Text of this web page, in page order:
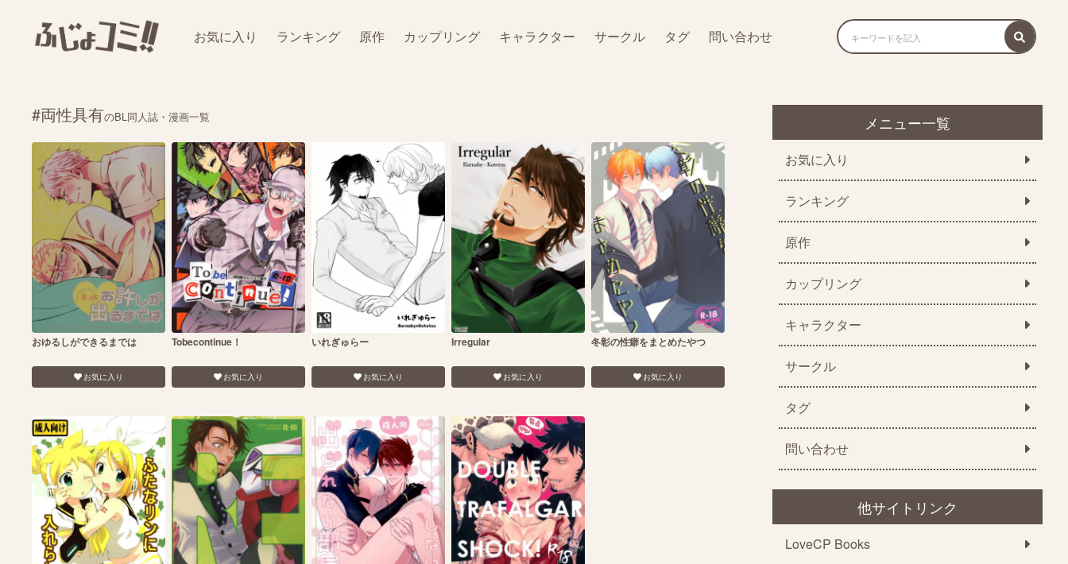
お気に入り ランキング 原作 カップリング キャラクター サークル タグ 問い合わせ
#両性具有のBL同人誌・漫画一覧
おゆるしができるまでは
お気に入り
Tobecontinue！
お気に入り
いれぎゅらー
お気に入り
Irregular
お気に入り
冬彰の性癖をまとめたやつ
お気に入り
メニュー一覧
お気に入り
ランキング
原作
カップリング
キャラクター
サークル
タグ
問い合わせ
他サイトリンク
LoveCP Books